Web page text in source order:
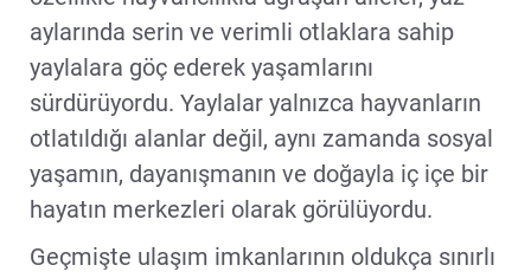
aylarında serin ve verimli otlaklara sahip
yaylalara göç ederek yaşamlarını
sürdürüyordu. Yaylalar yalnızca hayvanların
otlatıldığı alanlar değil, aynı zamanda sosyal
yaşamın, dayanışmanın ve doğayla iç içe bir
hayatın merkezleri olarak görülüyordu.
Geçmişte ulaşım imkanlarının oldukça sınırlı